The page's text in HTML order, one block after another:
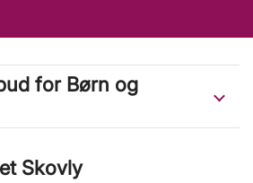
for Børn og
Skovly